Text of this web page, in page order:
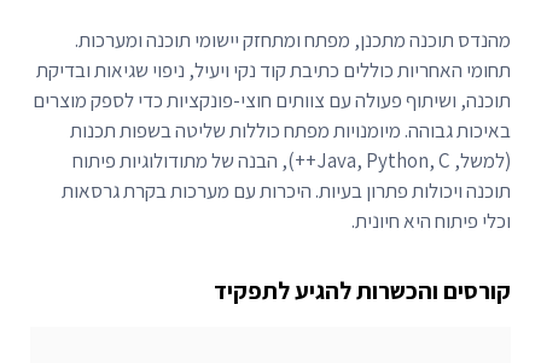
מהנדס תוכנה מתכנן, מפתח ומתחזק יישומי תוכנה ומערכות.
תחומי האחריות כוללים כתיבת קוד נקי ויעיל, ניפוי שגיאות ובדיקת
תוכנה, ושיתוף פעולה עם צוותים חוצי-פונקציות כדי לספק מוצרים
באיכות גבוהה. מיומנויות מפתח כוללות שליטה בשפות תכנות
(למשל, Java, Python, C++), הבנה של מתודולוגיות פיתוח
תוכנה ויכולות פתרון בעיות. היכרות עם מערכות בקרת גרסאות
וכלי פיתוח היא חיונית.
קורסים והכשרות להגיע לתפקיד